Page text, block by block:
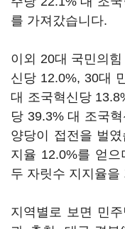
를 가져갔습니다.
이외 20대 국민의
신당 12.0%, 30대
대 조국혁신당
당 39.3% 대 조국
양당이 접전을 벌
지율 12.0%를 얻으
두 자릿수 지지율을
지역별로 보면 민